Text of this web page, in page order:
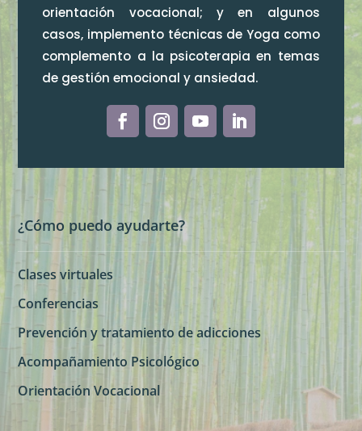
orientación vocacional; y en algunos
casos, implemento técnicas de Yoga como
complemento a la psicoterapia en temas
de gestión emocional y ansiedad.
¿Cómo puedo ayudarte?
Clases virtuales
Conferencias
Prevención y tratamiento de adicciones
Acompañamiento Psicológico
Orientación Vocacional